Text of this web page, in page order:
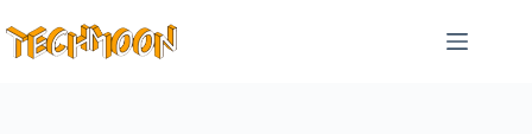
至